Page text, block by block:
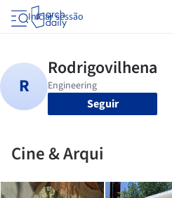
Iniciar sessão
Seguir
Cine & Arqui